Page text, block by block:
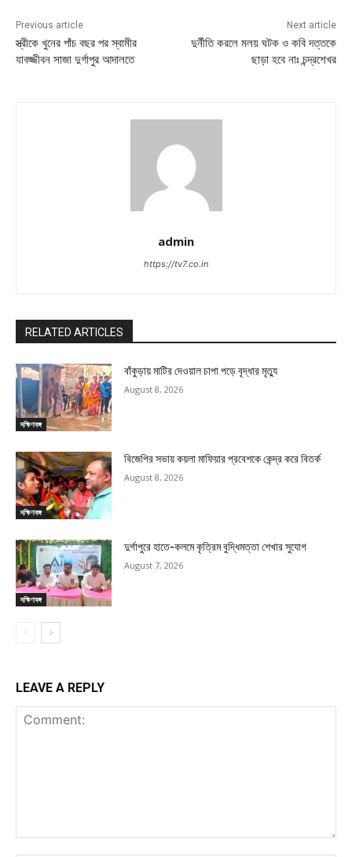
Previous article
স্ত্রীকে খুনের পাঁচ বছর পর স্বামীর
যাবজ্জীবন সাজা দুর্গাপুর আদালতে
Next article
দুর্নীতি করলে মলয় ঘটক ও কবি দত্তকে
ছাড়া হবে নাঃ চন্দ্রশেখর
admin
https://tv7.co.in
RELATED ARTICLES
দক্ষিণবঙ্গ
বাঁকুড়ায় মাটির দেওয়াল চাপা পড়ে বৃদ্ধার মৃত্যু
August 8, 2026
দক্ষিণবঙ্গ
বিজেপির সভায় কয়লা মাফিয়ার প্রবেশকে কেন্দ্র করে বিতর্ক
August 8, 2026
দক্ষিণবঙ্গ
দুর্গাপুরে হাতে-কলমে কৃত্রিম বুদ্ধিমত্তা শেখার সুযোগ
August 7, 2026
LEAVE A REPLY